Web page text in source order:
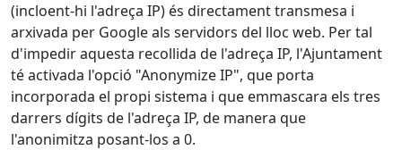
(incloent-hi l'adreça IP) és directament transmesa i
arxivada per Google als servidors del lloc web. Per tal
d'impedir aquesta recollida de l'adreça IP, l'Ajuntament
té activada l'opció "Anonymize IP", que porta
incorporada el propi sistema i que emmascara els tres
darrers dígits de l'adreça IP, de manera que
l'anonimitza posant-los a 0.